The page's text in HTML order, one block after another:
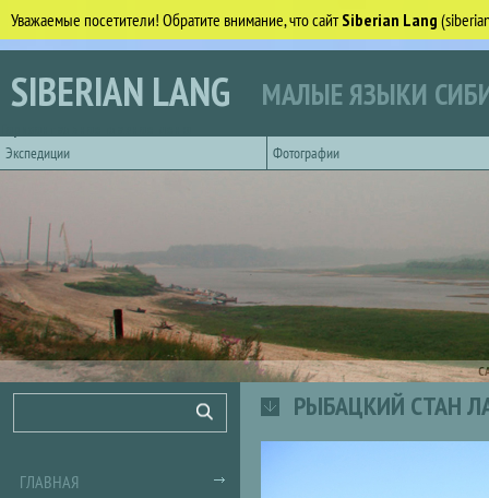
Уважаемые посетители! Обратите внимание, что сайтSiberian Lang
Перейти к основному содержанию
SIBERIAN LANG МАЛЫЕ ЯЗЫКИ
Экспедиции
Фотографии
РЫБАЦКИЙ СТАН
Поиск
ГЛАВНАЯ